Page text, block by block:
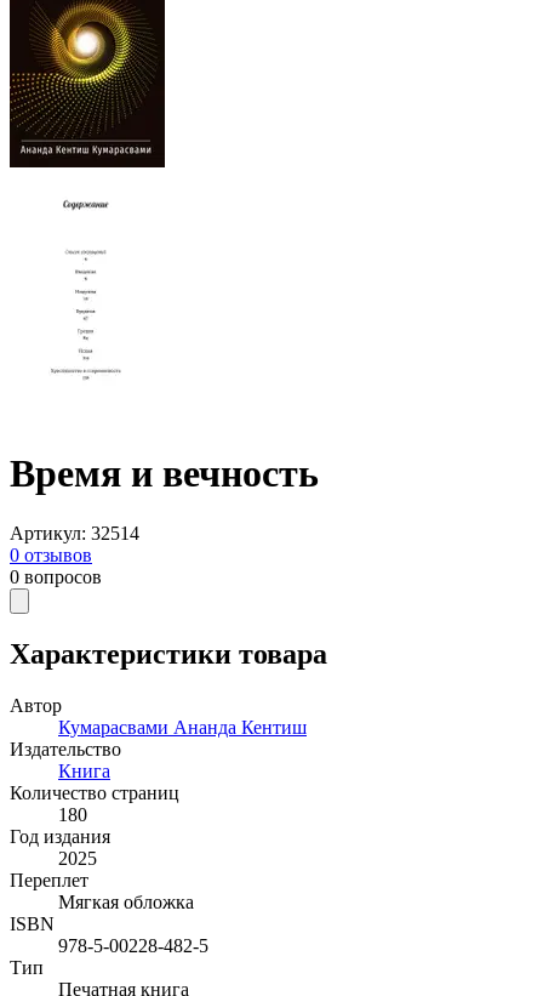
Время и вечность
Артикул: 32514
0 отзывов
0 вопросов
Характеристики товара
Автор
Кумарасвами Ананда Кентиш
Издательство
Книга
Количество страниц
180
Год издания
2025
Переплет
Мягкая обложка
ISBN
978-5-00228-482-5
Тип
Печатная книга